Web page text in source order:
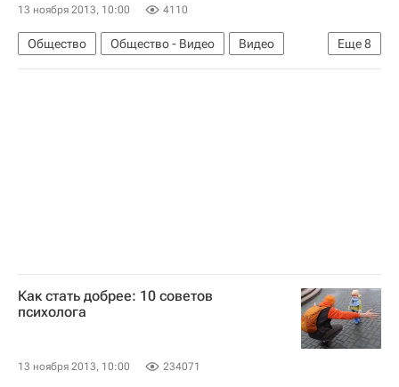
13 ноября 2013, 10:00 4110
Еще8
Общество Общество - Видео
Видео
Новгородская область
Эфир
Как стать добрее: 10 советов
психолога
13 ноября 2013, 10:00 234071